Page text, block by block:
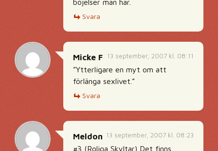
böjelser man har.
Svara
13 september, 2007 kl. 08:11
Micke F
”Ytterligare en myt om att
förlänga sexlivet.”
Svara
13 september, 2007 kl. 08:23
Meldon
#3 (Roliga Skyltar) Det finns